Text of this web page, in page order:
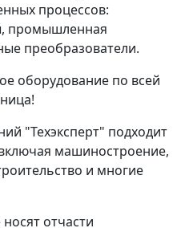
процессов:
промышленная
преобразователи.
оборудование по всей
"Техэксперт" подходит
машиностроение,
и многие
отчасти